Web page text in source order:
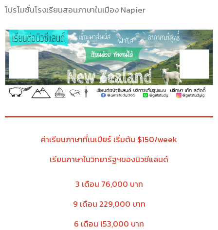
โปรโมชั่นโรงเรียนสอนภาษาในเมือง Napier
ค่าเรียนภาษาที่เนเปียร์ เริ่มต้น $150/week
เรียนภาษาในวิทยารัฐฯของนิวซีแลนด์
3 เดือน 76,000 บาท
9 เดือน 229,000 บาท
6 เดือน 153,000 บาท